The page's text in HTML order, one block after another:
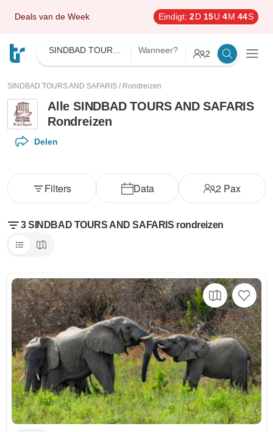
Deals van de Week Eindigt: 2D 15U 4M 43S
Wanneer? 2
SINDBAD TOURS AND SAFARIS / Rondreizen
Alle SINDBAD TOURS AND SAFARIS
Rondreizen
Delen
Data 2 Pax
Filters
3 SINDBAD TOURS AND SAFARIS rondreizen